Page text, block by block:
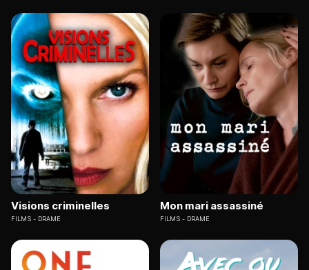
Visions criminelles
FILMS DRAME
Mon mari assassiné
FILMS DRAME